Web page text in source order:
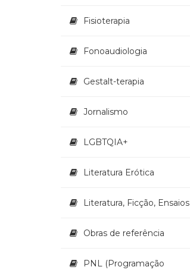
Fisioterapia
Fonoaudiologia
Gestalt-terapia
Jornalismo
LGBTQIA+
Literatura Erótica
Literatura, Ficção, Ensaios
Obras de referência
PNL (Programação